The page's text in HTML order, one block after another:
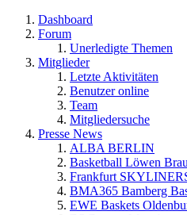
Dashboard
Forum
Unerledigte Themen
Mitglieder
Letzte Aktivitäten
Benutzer online
Team
Mitgliedersuche
Presse News
ALBA BERLIN
Basketball Löwen
Frankfurt
BMA365 Bamberg
EWE Baskets